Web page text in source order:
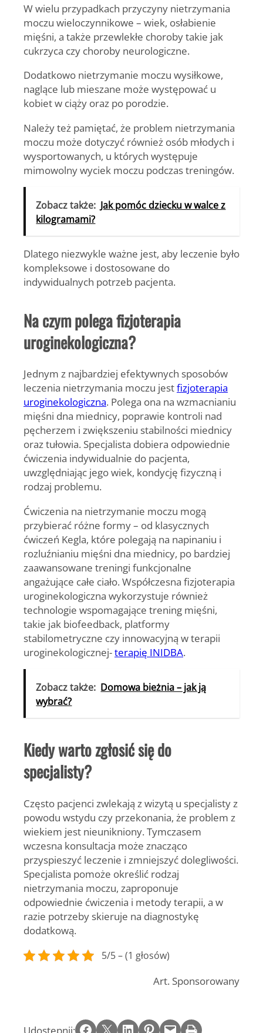
W wielu przypadkach przyczyny nietrzymania
moczu wieloczynnikowe – wiek, osłabienie
mięśni, a także przewlekłe choroby takie jak
cukrzyca czy choroby neurologiczne.
Dodatkowo nietrzymanie moczu wysiłkowe,
naglące lub mieszane może występować u
kobiet w ciąży oraz po porodzie.
Należy też pamiętać, że problem nietrzymania
moczu może dotyczyć również osób młodych i
wysportowanych, u których występuje
mimowolny wyciek moczu podczas treningów.
Zobacz także: Jak pomóc dziecku w walce z
kilogramami?
Dlatego niezwykle ważne jest, aby leczenie było
kompleksowe i dostosowane do
indywidualnych potrzeb pacjenta.
Na czym polega fizjoterapia
uroginekologiczna?
Jednym z najbardziej efektywnych sposobów
leczenia nietrzymania moczu jestfizjoterapia
uroginekologiczna. Polega ona na wzmacnianiu
mięśni dna miednicy, poprawie kontroli nad
pęcherzem i zwiększeniu stabilności miednicy
oraz tułowia. Specjalista dobiera odpowiednie
ćwiczenia indywidualnie do pacjenta,
uwzględniając jego wiek, kondycję fizyczną i
rodzaj problemu.
Ćwiczenia na nietrzymanie moczu mogą
przybierać różne formy – od klasycznych
ćwiczeń Kegla, które polegają na napinaniu i
rozluźnianiu mięśni dna miednicy, po bardziej
zaawansowane treningi funkcjonalne
angażujące całe ciało. Współczesna fizjoterapia
uroginekologiczna wykorzystuje również
technologie wspomagające trening mięśni,
takie jak biofeedback, platformy
stabilometryczne czy innowacyjną w terapii
uroginekologicznej-terapię INIDBA.
Zobacz także: Domowa bieżnia – jak ją
wybrać?
Kiedy warto zgłosić się do
specjalisty?
Często pacjenci zwlekają z wizytą u specjalisty z
powodu wstydu czy przekonania, że problem z
wiekiem jest nieunikniony. Tymczasem
wczesna konsultacja może znacząco
przyspieszyć leczenie i zmniejszyć dolegliwości.
Specjalista pomoże określić rodzaj
nietrzymania moczu, zaproponuje
odpowiednie ćwiczenia i metody terapii, a w
razie potrzeby skieruje na diagnostykę
dodatkową.
5/5 – (1 głosów)
Art. Sponsorowany
Udostępnij: Share on Facebook Email this Page Share on LinkedIn Share on Pinterest Email this Page Print this Page